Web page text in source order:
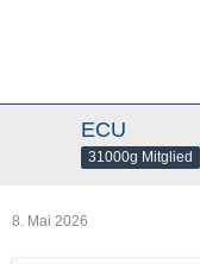
ECU
31000g Mitglied
8. Mai 2026